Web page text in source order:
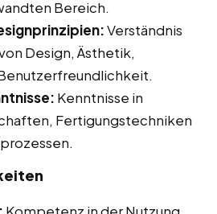
Bereich.
Verständnis
Design, Ästhetik,
Kenntnisse in
Fertigungstechniken